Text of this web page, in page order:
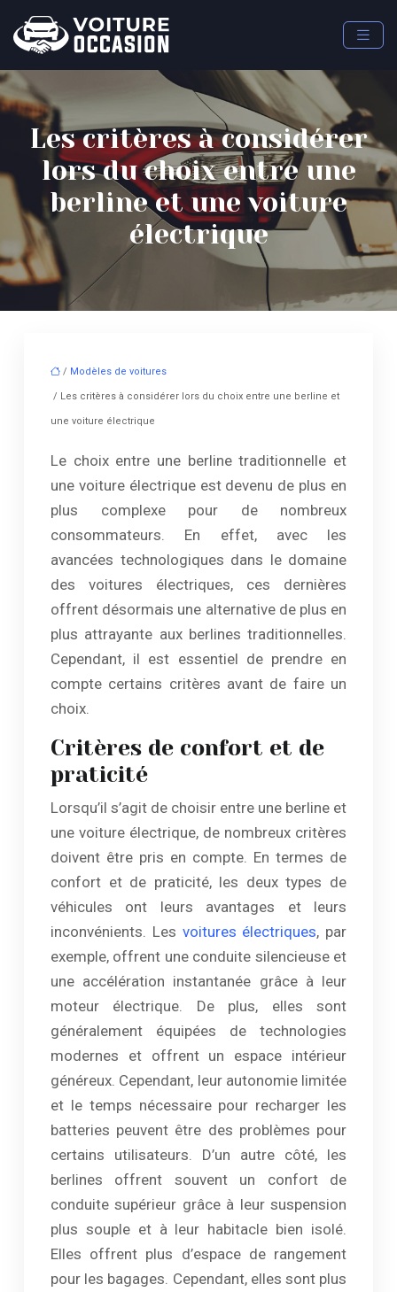
Les critères à considérer
lors du choix entre une
berline et une voiture
électrique
/ Modèles de voitures
/ Les critères à considérer lors du choix entre une berline et
une voiture électrique
Le choix entre une berline traditionnelle et
une voiture électrique est devenu de plus en
plus complexe pour de nombreux
consommateurs. En effet, avec les
avancées technologiques dans le domaine
des voitures électriques, ces dernières
offrent désormais une alternative de plus en
plus attrayante aux berlines traditionnelles.
Cependant, il est essentiel de prendre en
compte certains critères avant de faire un
choix.
Critères de confort et de
praticité
Lorsqu’il s’agit de choisir entre une berline et
une voiture électrique, de nombreux critères
doivent être pris en compte. En termes de
confort et de praticité, les deux types de
véhicules ont leurs avantages et leurs
inconvénients. Les voitures électriques, par
exemple, offrent une conduite silencieuse et
une accélération instantanée grâce à leur
moteur électrique. De plus, elles sont
généralement équipées de technologies
modernes et offrent un espace intérieur
généreux. Cependant, leur autonomie limitée
et le temps nécessaire pour recharger les
batteries peuvent être des problèmes pour
certains utilisateurs. D’un autre côté, les
berlines offrent souvent un confort de
conduite supérieur grâce à leur suspension
plus souple et à leur habitacle bien isolé.
Elles offrent plus d’espace de rangement
pour les bagages. Cependant, elles sont plus